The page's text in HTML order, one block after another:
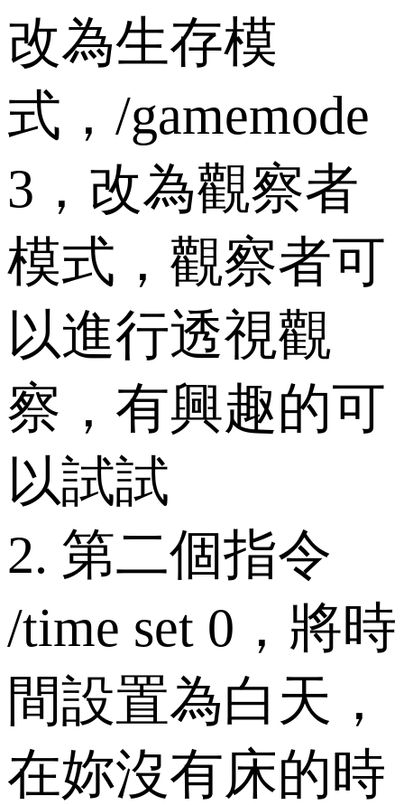
改為生存模
式，/gamemode
3，改為觀察者
模式，觀察者可
以進行透視觀
察，有興趣的可
以試試
2. 第二個指令
/time set 0，將時
間設置為白天，
在妳沒有床的時